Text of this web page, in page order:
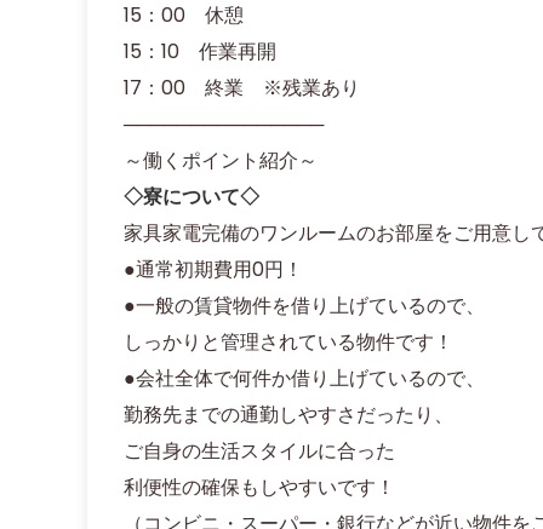
15：00 休憩
15：10 作業再開
17：00 終業 ※残業あり
───────────────
～働くポイント紹介～
◇寮について◇
家具家電完備のワンルームのお部屋をご用意し
●通常初期費用0円！
●一般の賃貸物件を借り上げているので、
しっかりと管理されている物件です！
●会社全体で何件か借り上げているので、
勤務先までの通勤しやすさだったり、
ご自身の生活スタイルに合った
利便性の確保もしやすいです！